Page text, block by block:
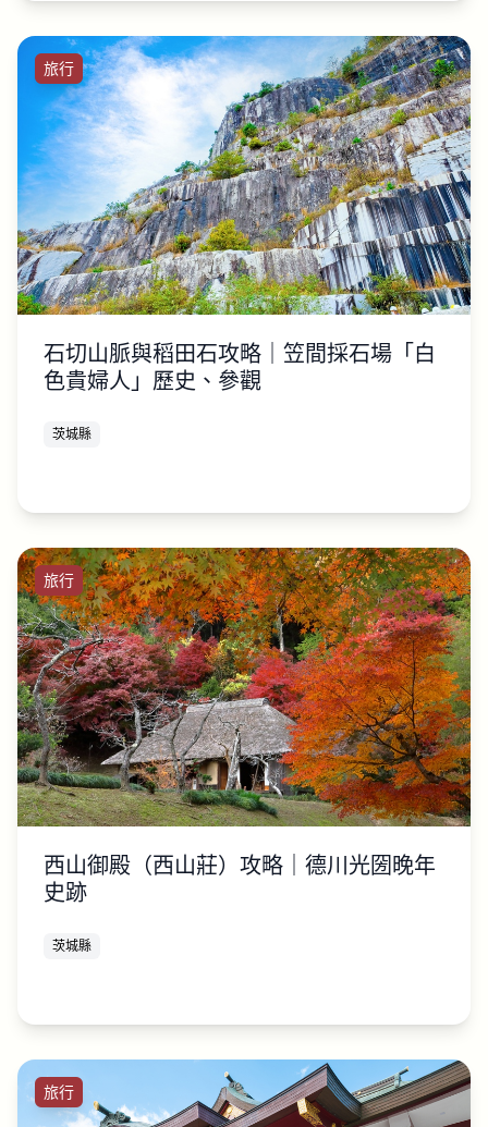
旅行
石切山脈與稻田石攻略｜笠間採石場「白
色貴婦人」歷史、參觀
茨城縣
旅行
西山御殿（西山莊）攻略｜德川光圀晚年
史跡
茨城縣
旅行